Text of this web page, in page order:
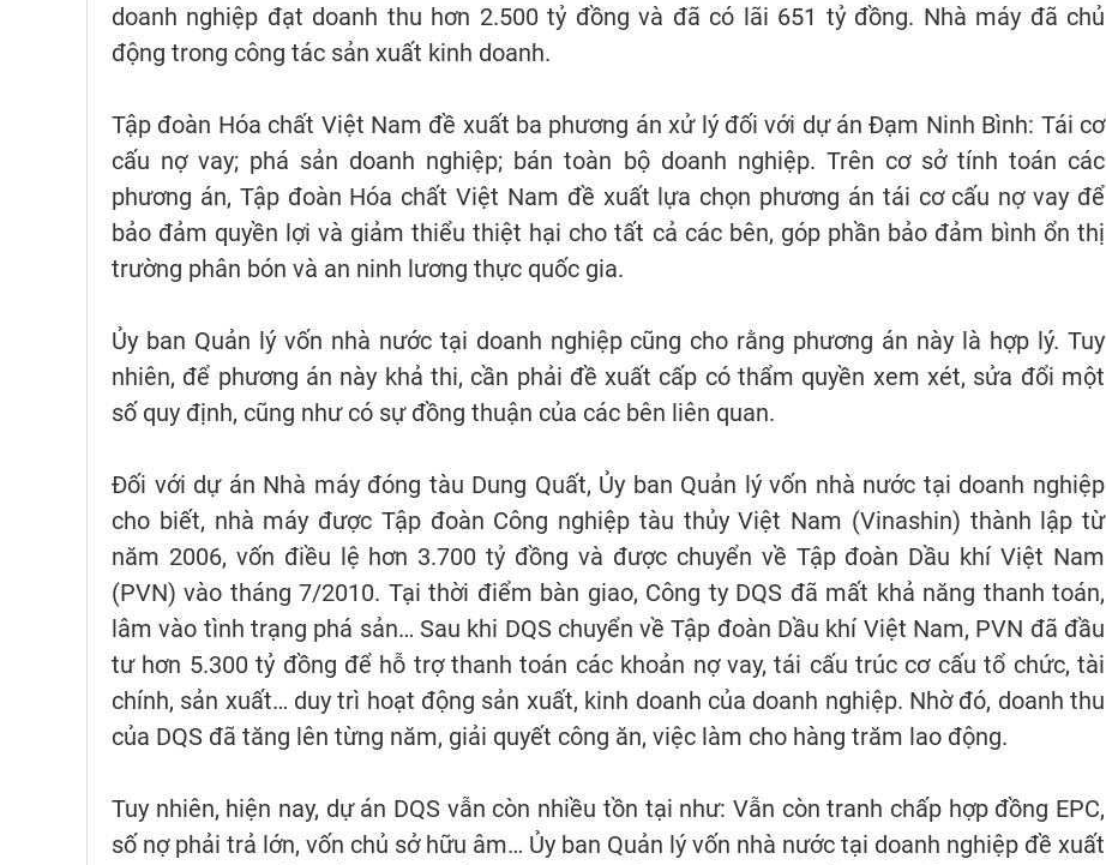
doanh nghiệp đạt doanh thu hơn 2.500 tỷ đồng và đã có lãi 651 tỷ đồng. Nhà máy đã chủ
động trong công tác sản xuất kinh doanh.
Tập đoàn Hóa chất Việt Nam đề xuất ba phương án xử lý đối với dự án Đạm Ninh Bình: Tái cơ
cấu nợ vay; phá sản doanh nghiệp; bán toàn bộ doanh nghiệp. Trên cơ sở tính toán các
phương án, Tập đoàn Hóa chất Việt Nam đề xuất lựa chọn phương án tái cơ cấu nợ vay để
bảo đảm quyền lợi và giảm thiểu thiệt hại cho tất cả các bên, góp phần bảo đảm bình ổn thị
trường phân bón và an ninh lương thực quốc gia.
Ủy ban Quản lý vốn nhà nước tại doanh nghiệp cũng cho rằng phương án này là hợp lý. Tuy
nhiên, để phương án này khả thi, cần phải đề xuất cấp có thẩm quyền xem xét, sửa đổi một
số quy định, cũng như có sự đồng thuận của các bên liên quan.
Đối với dự án Nhà máy đóng tàu Dung Quất, Ủy ban Quản lý vốn nhà nước tại doanh nghiệp
cho biết, nhà máy được Tập đoàn Công nghiệp tàu thủy Việt Nam (Vinashin) thành lập từ
năm 2006, vốn điều lệ hơn 3.700 tỷ đồng và được chuyển về Tập đoàn Dầu khí Việt Nam
(PVN) vào tháng 7/2010. Tại thời điểm bàn giao, Công ty DQS đã mất khả năng thanh toán,
lâm vào tình trạng phá sản… Sau khi DQS chuyển về Tập đoàn Dầu khí Việt Nam, PVN đã đầu
tư hơn 5.300 tỷ đồng để hỗ trợ thanh toán các khoản nợ vay, tái cấu trúc cơ cấu tổ chức, tài
chính, sản xuất… duy trì hoạt động sản xuất, kinh doanh của doanh nghiệp. Nhờ đó, doanh thu
của DQS đã tăng lên từng năm, giải quyết công ăn, việc làm cho hàng trăm lao động.
Tuy nhiên, hiện nay, dự án DQS vẫn còn nhiều tồn tại như: Vẫn còn tranh chấp hợp đồng EPC,
số nợ phải trả lớn, vốn chủ sở hữu âm… Ủy ban Quản lý vốn nhà nước tại doanh nghiệp đề xuất